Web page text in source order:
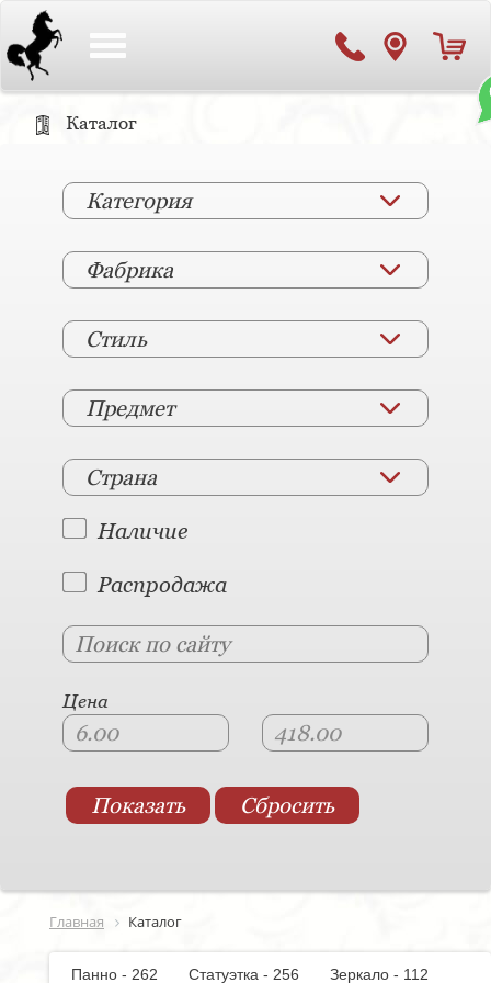
Каталог
Категория
Фабрика
Стиль
Предмет
Страна
Наличие
Распродажа
Цена
Главная Каталог
Панно - 262 Статуэтка - 256
Зеркало - 112